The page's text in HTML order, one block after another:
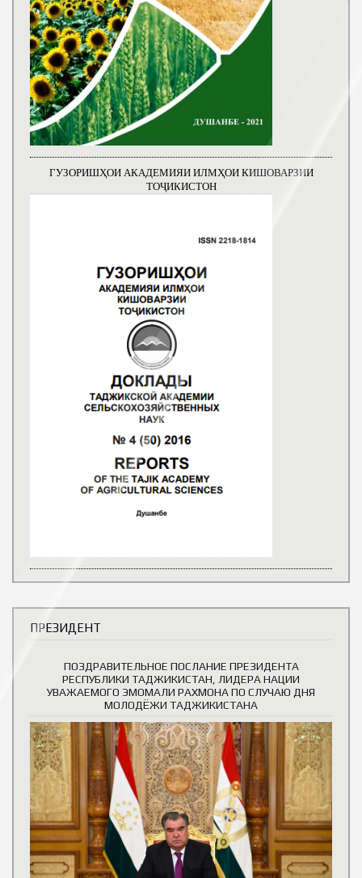
ГУЗОРИШҲОИ АКАДЕМИЯИ ИЛМҲОИ КИШОВАРЗИИ
ТОҶИКИСТОН
ПРЕЗИДЕНТ
ПОЗДРАВИТЕЛЬНОЕ ПОСЛАНИЕ ПРЕЗИДЕНТА
РЕСПУБЛИКИ ТАДЖИКИСТАН, ЛИДЕРА НАЦИИ
УВАЖАЕМОГО ЭМОМАЛИ РАХМОНА ПО СЛУЧАЮ ДНЯ
МОЛОДЁЖИ ТАДЖИКИСТАНА